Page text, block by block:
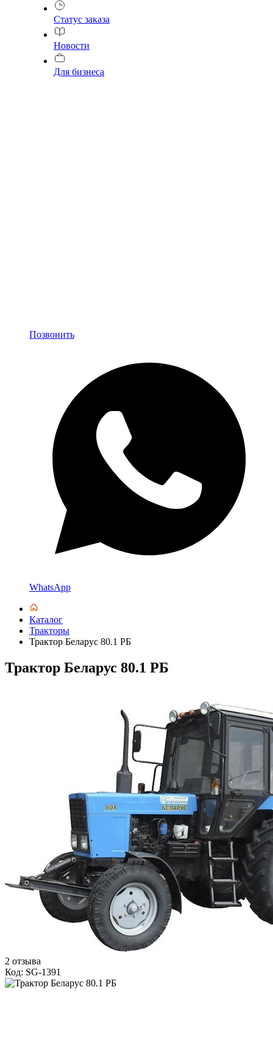
Статус заказа
Новости
Для бизнеса
Позвонить
WhatsApp
Каталог
Тракторы
Трактор Беларус 80.1 РБ
Трактор Беларус 80.1 РБ
2 отзыва
Код: SG-1391